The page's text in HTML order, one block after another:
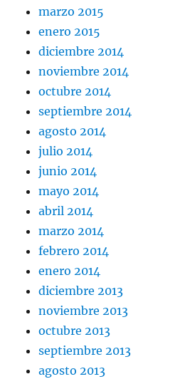
marzo 2015
enero 2015
diciembre 2014
noviembre 2014
octubre 2014
septiembre 2014
agosto 2014
julio 2014
junio 2014
mayo 2014
abril 2014
marzo 2014
febrero 2014
enero 2014
diciembre 2013
noviembre 2013
octubre 2013
septiembre 2013
agosto 2013